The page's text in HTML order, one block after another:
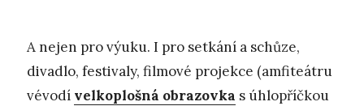
A nejen pro výuku. I pro setkání a schůze,
divadlo, festivaly, filmové projekce (amfiteátru
vévodí velkoplošná obrazovka s úhlopříčkou